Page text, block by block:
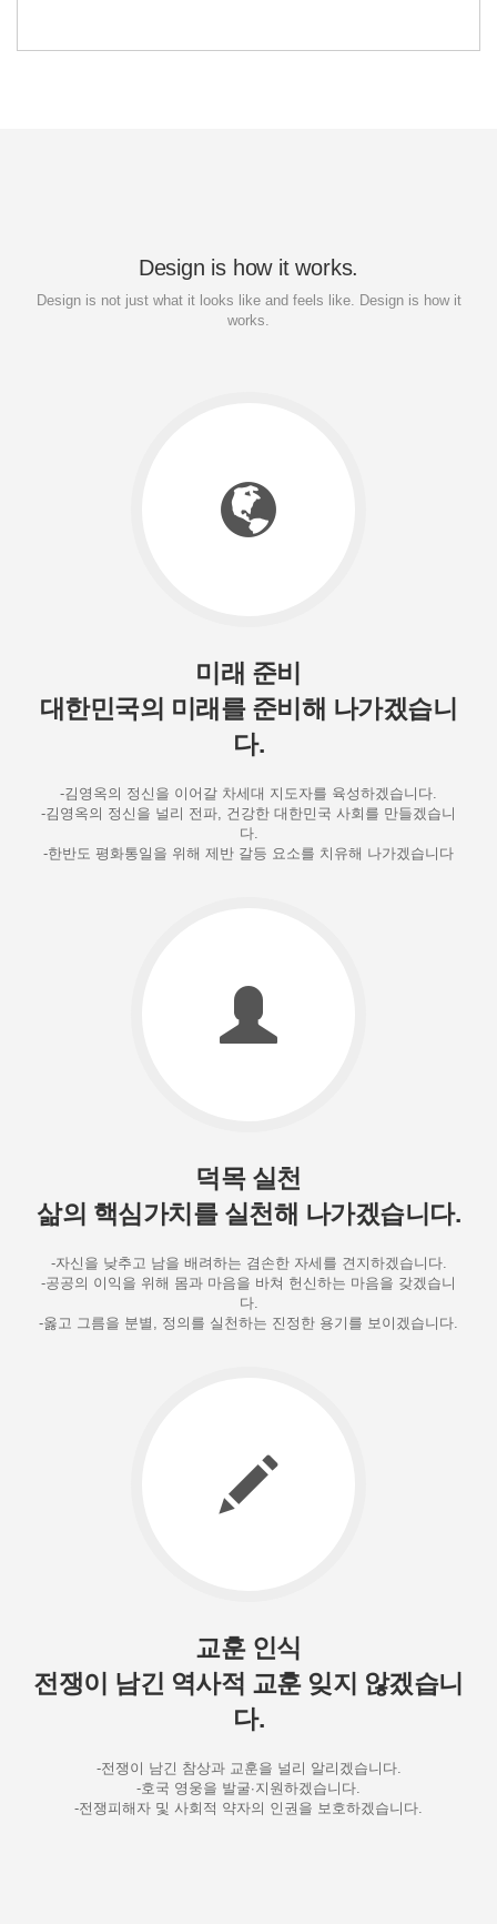
Design is how it works.
Design is not just what it looks like and feels like. Design is how it
works.
미래 준비
대한민국의 미래를 준비해 나가겠습니
다.
-김영옥의 정신을 이어갈 차세대 지도자를 육성하겠습니다.
-김영옥의 정신을 널리 전파, 건강한 대한민국 사회를 만들겠습니
다.
-한반도 평화통일을 위해 제반 갈등 요소를 치유해 나가겠습니다
덕목 실천
삶의 핵심가치를 실천해 나가겠습니다.
-자신을 낮추고 남을 배려하는 겸손한 자세를 견지하겠습니다.
-공공의 이익을 위해 몸과 마음을 바쳐 헌신하는 마음을 갖겠습니
다.
-옳고 그름을 분별, 정의를 실천하는 진정한 용기를 보이겠습니다.
교훈 인식
전쟁이 남긴 역사적 교훈 잊지 않겠습니
다.
-전쟁이 남긴 참상과 교훈을 널리 알리겠습니다.
-호국 영웅을 발굴∙지원하겠습니다.
-전쟁피해자 및 사회적 약자의 인권을 보호하겠습니다.